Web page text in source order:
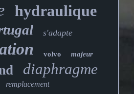
hydraulique
s'adapte
volvo majeur
diaphragme
remplacement